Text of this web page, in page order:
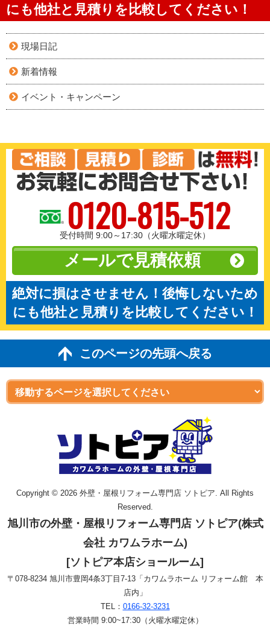
にも他社と見積りを比較してください！
現場日記
新着情報
イベント・キャンペーン
0120-815-512
受付時間 9:00～17:30（火曜水曜定休）
メールで見積依頼
絶対に損はさせません！後悔しないため
にも他社と見積りを比較してください！
このページの先頭へ戻る
Copyright © 2026 外壁・屋根リフォーム専門店 ソトピア. All Rights
Reserved.
旭川市の外壁・屋根リフォーム専門店 ソトピア(株式
会社 カワムラホーム)
[ソトピア本店ショールーム]
〒078-8234 旭川市豊岡4条3丁目7-13「カワムラホーム リフォーム館 本
店内」
TEL： 0166-32-3231
営業時間 9:00~17:30（火曜水曜定休）